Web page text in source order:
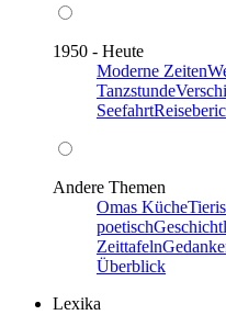
1950 - Heute
Moderne Zeiten
Tanzstunde
Seefahrt
Andere Themen
Omas Küche
poetisch
Zeittafeln
Überblick
Lexika